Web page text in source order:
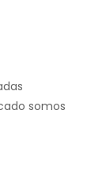
somos